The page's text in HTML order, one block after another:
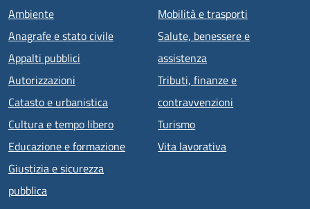
Ambiente
Anagrafe e stato civile
Appalti pubblici
Autorizzazioni
Catasto e urbanistica
Cultura e tempo libero
Educazione e formazione
Giustizia e sicurezza
pubblica
Mobilità e trasporti
Salute, benessere e
assistenza
Tributi, finanze e
contravvenzioni
Turismo
Vita lavorativa